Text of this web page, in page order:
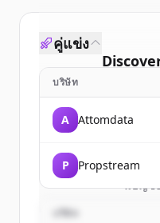
Sign up for free
New accounts
มีบัญชี
คู่แข่ง
บริษัท
A Attomdata
P Propstream